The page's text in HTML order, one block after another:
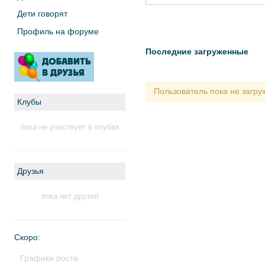
Дети говорят
Профиль на форуме
Клубы
пока не участвует в клубах
Друзья
пока нет друзей
Скоро:
Графики роста
Последние загруженные
Пользователь пока не